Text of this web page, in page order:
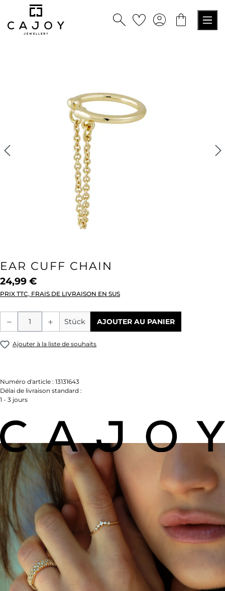
principal
EAR CUFF CHAIN
24,99 €
PRIX TTC, FRAIS DE LIVRAISON EN SUS
Quantité de produit : Entrez la
Stück AJOUTER AU PANIER
Ajouter à la liste de souhaits
Numéro d'article : 13131643
Délai de livraison standard :
1 - 3 jours